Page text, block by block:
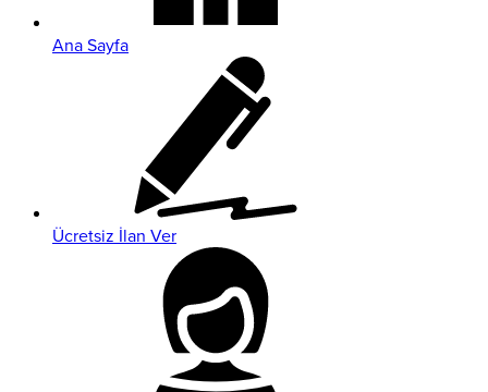
Ana Sayfa
Ücretsiz İlan Ver